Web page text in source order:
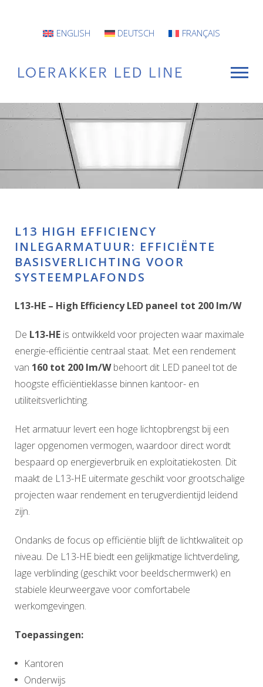
ENGLISH DEUTSCH FRANÇAIS
Projecten
CONTACT
L13 HIGH EFFICIENCY
INLEGARMATUUR: EFFICIËNTE
BASISVERLICHTING VOOR
SYSTEEMPLAFONDS
L13-HE – High Efficiency LED paneel tot 200 lm/W
De L13-HE is ontwikkeld voor projecten waar maximale
energie-efficiëntie centraal staat. Met een rendement
van 160 tot 200 lm/Wbehoort dit LED paneel tot de
hoogste efficiëntieklasse binnen kantoor- en
utiliteitsverlichting.
Het armatuur levert een hoge lichtopbrengst bij een
lager opgenomen vermogen, waardoor direct wordt
bespaard op energieverbruik en exploitatiekosten. Dit
maakt de L13-HE uitermate geschikt voor grootschalige
projecten waar rendement en terugverdientijd leidend
zijn.
Ondanks de focus op efficiëntie blijft de lichtkwaliteit op
niveau. De L13-HE biedt een gelijkmatige lichtverdeling,
lage verblinding (geschikt voor beeldschermwerk) en
stabiele kleurweergave voor comfortabele
werkomgevingen.
Toepassingen:
Kantoren
Onderwijs